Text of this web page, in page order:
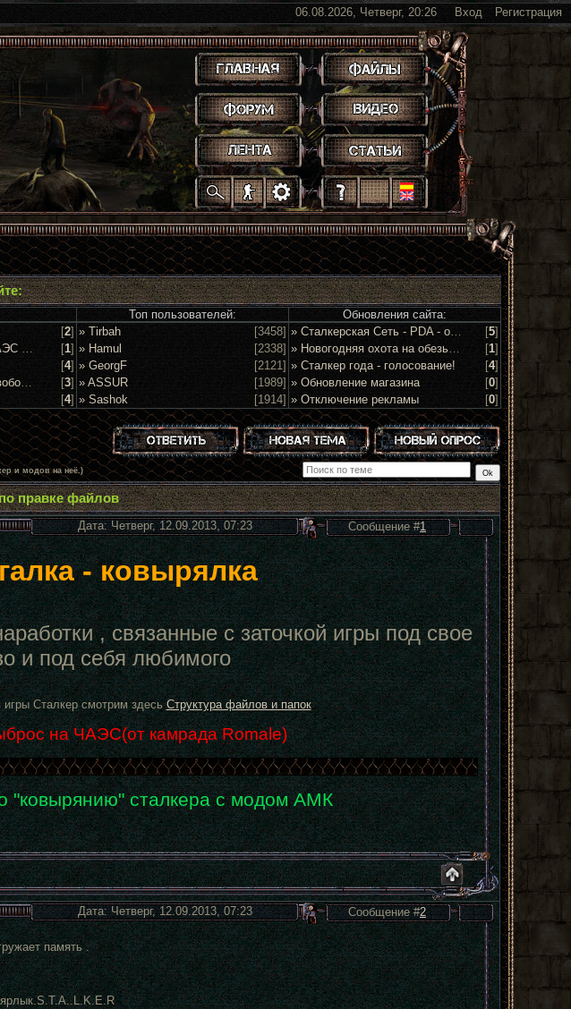
Вход Регистрация
06.08.2026, Четверг, 20:26
.
.
.
.
.
.
. . . . .
Топ пользователей:
Обновления сайта:
[2]
» В Зоне отчуждения ЧАЭС задержан очередной сталкер
[1]
[4]
» Броня группировки "Свобода"
[3]
[4]
» Tirbah
[3458]
» Hamul
[2338]
» GeorgF
[2121]
» ASSUR
[1989]
» Sashok
[1914]
» Сталкерская Сеть - PDA - обсуждение и предложения [5]
» Новогодняя охота на обезьян 2016!
[1]
» Сталкер года - голосование!
[4]
» Обновление магазина
[0]
» Отключение рекламы
[0]
и модов на неё.)
правке файлов
Дата: Четверг, 12.09.2013, 07:23 Сообщение #1
- ковырялка
, связанные с заточкой игры под свое
и под себя любимого
игры Сталкер смотрим здесьСтруктура файлов и папок
на ЧАЭС(от камрада Romale)
"ковырянию" сталкера с модом АМК
Дата: Четверг, 12.09.2013, 07:23 Сообщение #2
память .